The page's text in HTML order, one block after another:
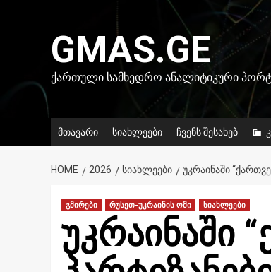
GMAS.GE
ᲥᲐᲠᲗᲣᲚᲘ ᲡᲐᲛᲮᲔᲓᲠᲝ ᲐᲜᲐᲚᲘᲢᲘᲙᲣᲠᲘ
მთავარი სიახლეები ჩვენს შესახებ
HOME 2026 ᲡᲘᲐᲮᲚᲔᲔᲑᲘ ᲣᲙᲠᲐᲘᲜᲐᲨᲘ
გმირები რუსეთ-უკრაინის ომი სიახლეები
უკრაინაში